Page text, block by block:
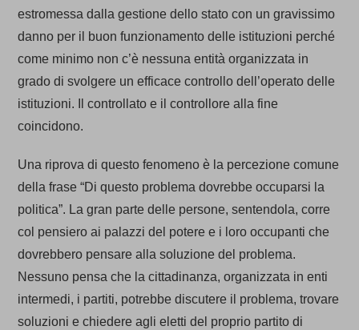
estromessa dalla gestione dello stato con un gravissimo
danno per il buon funzionamento delle istituzioni perché
come minimo non c’è nessuna entità organizzata in
grado di svolgere un efficace controllo dell’operato delle
istituzioni. Il controllato e il controllore alla fine
coincidono.
Una riprova di questo fenomeno è la percezione comune
della frase “Di questo problema dovrebbe occuparsi la
politica”. La gran parte delle persone, sentendola, corre
col pensiero ai palazzi del potere e i loro occupanti che
dovrebbero pensare alla soluzione del problema.
Nessuno pensa che la cittadinanza, organizzata in enti
intermedi, i partiti, potrebbe discutere il problema, trovare
soluzioni e chiedere agli eletti del proprio partito di